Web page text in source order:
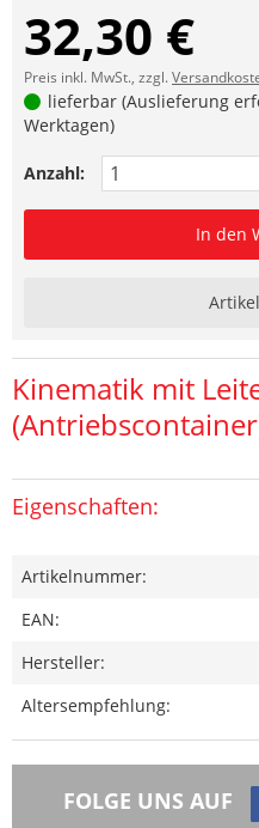
32,30 €
Preis inkl. MwSt., zzgl.
lieferbar (Auslieferung
Werktagen)
Anzahl:
In den
Kinematik mit
Eigenschaften:
Artikelnummer:
EAN:
Hersteller:
Altersempfehlung:
FOLGE UNS AUF